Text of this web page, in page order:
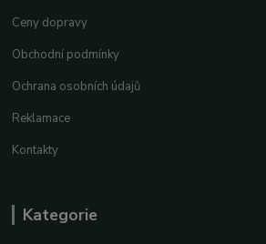
Ceny dopravy
Obchodní podmínky
Ochrana osobních údajů
Reklamace
Kontakty
Kategorie